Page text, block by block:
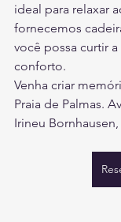
ideal para relaxar
fornecemos
você possa curtir
conforto.
Venha criar
Praia de Palmas.
Irineu Bornhausen,